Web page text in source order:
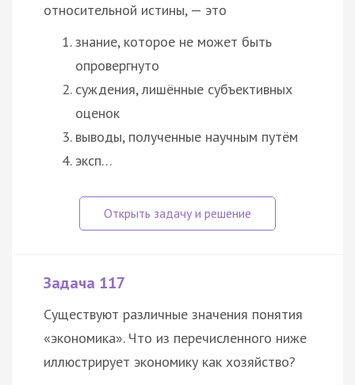
относительной истины, — это
знание, которое не может быть
опровергнуто
суждения, лишённые субъективных
оценок
выводы, полученные научным путём
эксп…
Задача 117
Существуют различные значения понятия
«экономика». Что из перечисленного ниже
иллюстрирует экономику как хозяйство?